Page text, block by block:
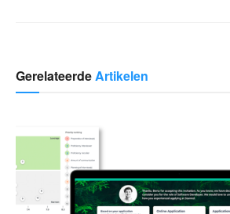
GerelateerdeArtikelen